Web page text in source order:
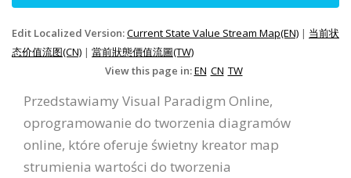
Edit Localized Version:Current State Value Stream Map(EN) | 当前状
态价值流图(CN) | 當前狀態價值流圖(TW)
View this page in:EN CN TW
Przedstawiamy Visual Paradigm Online,
oprogramowanie do tworzenia diagramów
online, które oferuje świetny kreator map
strumienia wartości do tworzenia